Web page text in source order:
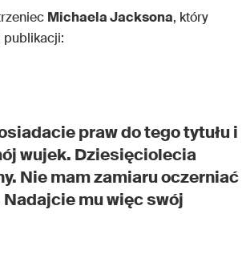
Michaela Jacksona, który
publikacji:
praw do tego tytułu i
wujek. Dziesięciolecia
Nie mam zamiaru oczerniać
mu więc swój